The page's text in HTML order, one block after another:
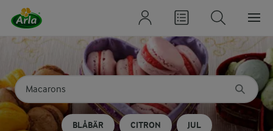
Sök på kategori eller ingrediens
Skriv in sökord för att få förslag
BLÅBÄR CITRON JUL